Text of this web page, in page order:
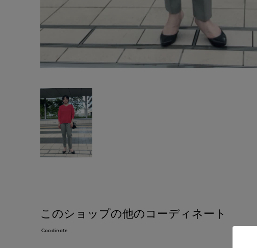
このショップの他のコーディネート
Coodinate